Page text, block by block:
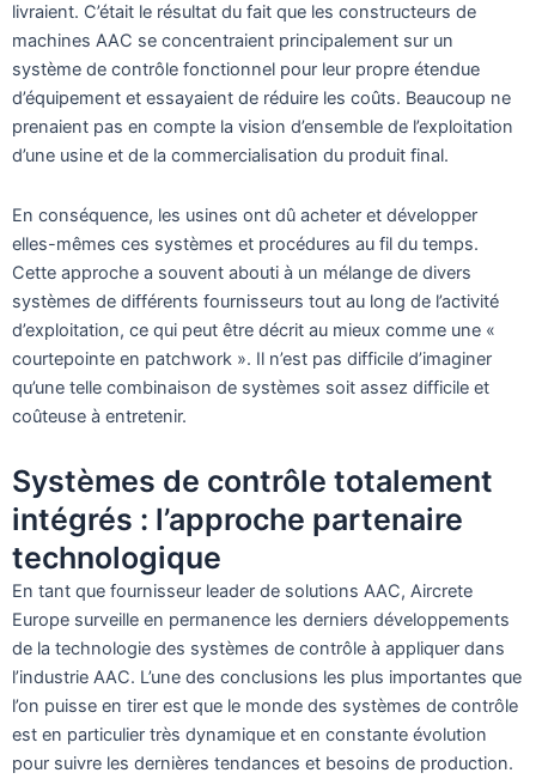
livraient. C’était le résultat du fait que les constructeurs de
machines AAC se concentraient principalement sur un
système de contrôle fonctionnel pour leur propre étendue
d’équipement et essayaient de réduire les coûts. Beaucoup ne
prenaient pas en compte la vision d’ensemble de l’exploitation
d’une usine et de la commercialisation du produit final.
En conséquence, les usines ont dû acheter et développer
elles-mêmes ces systèmes et procédures au fil du temps.
Cette approche a souvent abouti à un mélange de divers
systèmes de différents fournisseurs tout au long de l’activité
d’exploitation, ce qui peut être décrit au mieux comme une «
courtepointe en patchwork ». Il n’est pas difficile d’imaginer
qu’une telle combinaison de systèmes soit assez difficile et
coûteuse à entretenir.
Systèmes de contrôle totalement
intégrés : l’approche partenaire
technologique
En tant que fournisseur leader de solutions AAC, Aircrete
Europe surveille en permanence les derniers développements
de la technologie des systèmes de contrôle à appliquer dans
l’industrie AAC. L’une des conclusions les plus importantes que
l’on puisse en tirer est que le monde des systèmes de contrôle
est en particulier très dynamique et en constante évolution
pour suivre les dernières tendances et besoins de production.